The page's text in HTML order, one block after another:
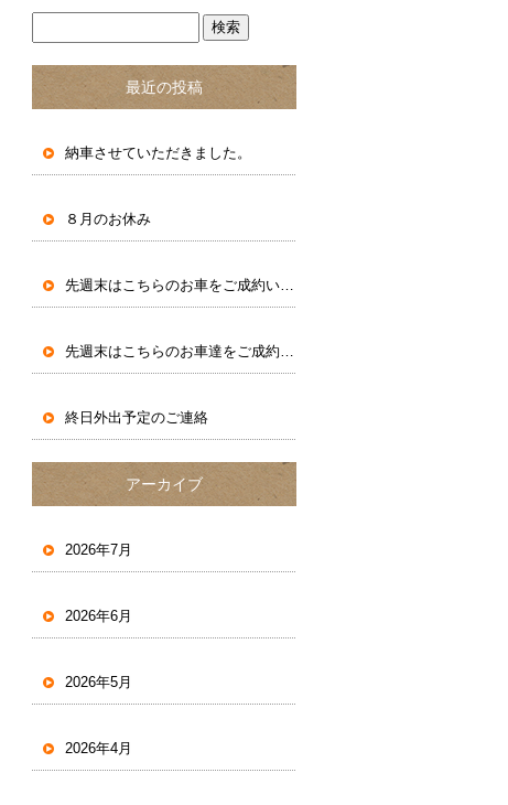
最近の投稿
納車させていただきました。
８月のお休み
先週末はこちらのお車をご成約いただきました。
先週末はこちらのお車達をご成約いただきました。
終日外出予定のご連絡
アーカイブ
2026年7月
2026年6月
2026年5月
2026年4月